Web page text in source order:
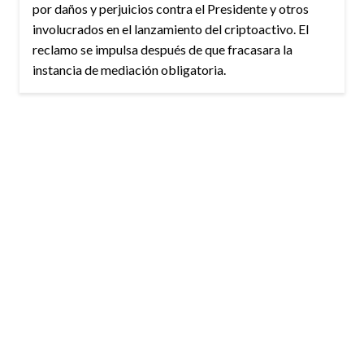
por daños y perjuicios contra el Presidente y otros
involucrados en el lanzamiento del criptoactivo. El
reclamo se impulsa después de que fracasara la
instancia de mediación obligatoria.